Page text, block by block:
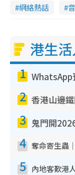
網絡熱話
港生
1
2
3
4
5